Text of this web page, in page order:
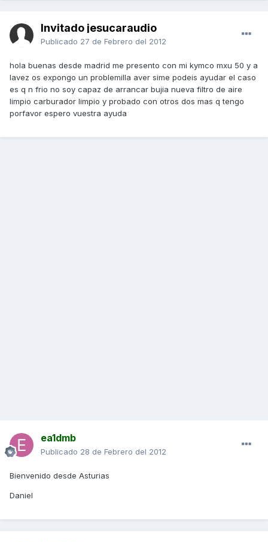
Invitado jesucaraudio
Publicado 27 de Febrero del 2012
hola buenas desde madrid me presento con mi kymco mxu 50 y a
lavez os expongo un problemilla aver sime podeis ayudar el caso
es q n frio no soy capaz de arrancar bujia nueva filtro de aire
limpio carburador limpio y probado con otros dos mas q tengo
porfavor espero vuestra ayuda
ea1dmb
Publicado 28 de Febrero del 2012
Bienvenido desde Asturias
Daniel